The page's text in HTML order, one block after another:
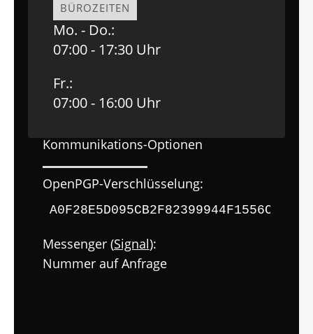
BÜROZEITEN
Mo. - Do.:
07:00 - 17:30 Uhr
Fr.:
07:00 - 16:00 Uhr
Kommunikations-Optionen
OpenPGP-Verschlüsselung:
Messenger (Signal):
Nummer auf Anfrage